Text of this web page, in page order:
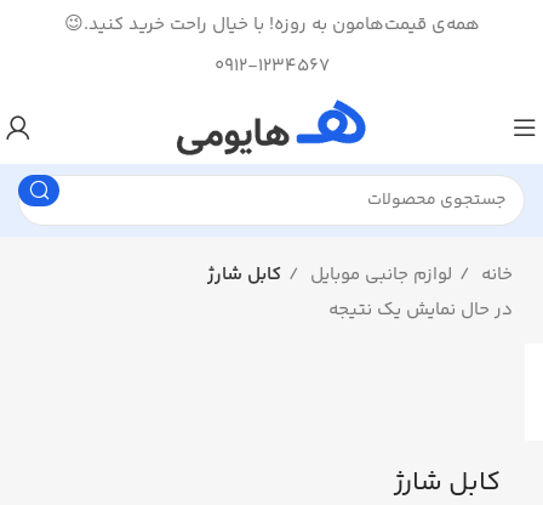
همه‌ی قیمت‌هامون به روزه! با خیال راحت خرید کنید.😉
0912-1234567
خانه لوازم جانبی موبایل
کابل شارژ
در حال نمایش یک نتیجه
کابل شارژ